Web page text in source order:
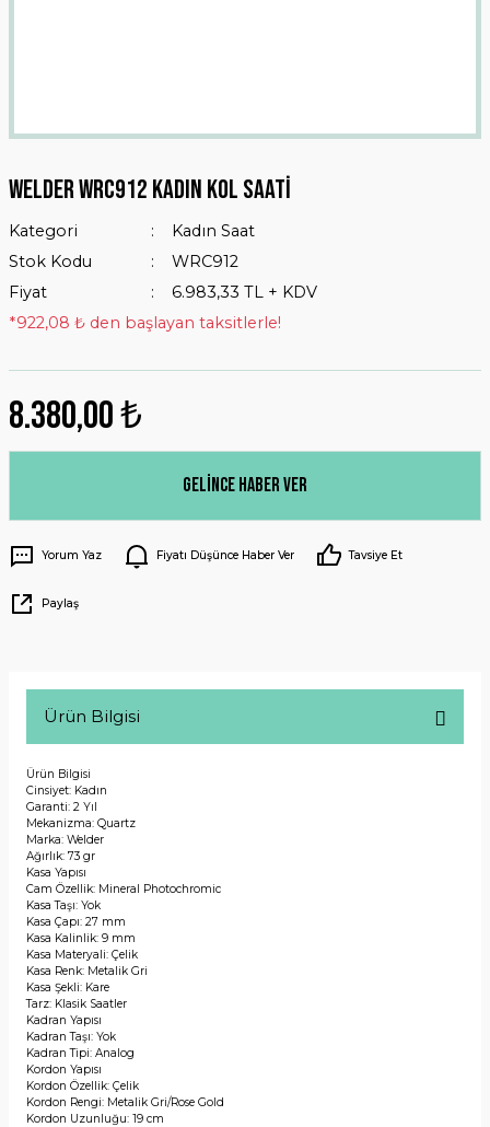
Welder WRC912 Kadın Kol Saati
Kategori
Kadın Saat
Stok Kodu
WRC912
Fiyat
6.983,33 TL + KDV
*922,08 ₺ den başlayan taksitlerle!
8.380,00 ₺
Gelince Haber Ver
Yorum Yaz Fiyatı Düşünce Haber Ver Tavsiye Et
Paylaş
Ürün Bilgisi
Ürün Bilgisi
Cinsiyet: Kadın
Garanti: 2 Yıl
Mekanizma: Quartz
Marka: Welder
Ağırlık: 73 gr
Kasa Yapısı
Cam Özellik: Mineral Photochromic
Kasa Taşı: Yok
Kasa Çapı: 27 mm
Kasa Kalinlik: 9 mm
Kasa Materyali: Çelik
Kasa Renk: Metalik Gri
Kasa Şekli: Kare
Tarz: Klasik Saatler
Kadran Yapısı
Kadran Taşı: Yok
Kadran Tipi: Analog
Kordon Yapısı
Kordon Özellik: Çelik
Kordon Rengi: Metalik Gri/Rose Gold
Kordon Uzunluğu: 19 cm